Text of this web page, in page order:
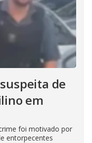
de
em
foi motivado por
entorpecentes